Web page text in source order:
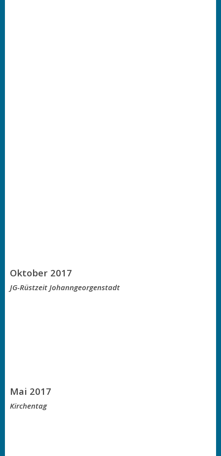
Oktober 2017
JG-Rüstzeit Johanngeorgenstadt
Mai 2017
Kirchentag